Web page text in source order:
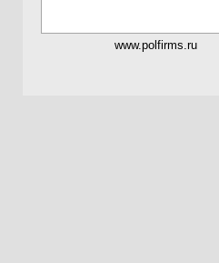
www.polfirms.ru